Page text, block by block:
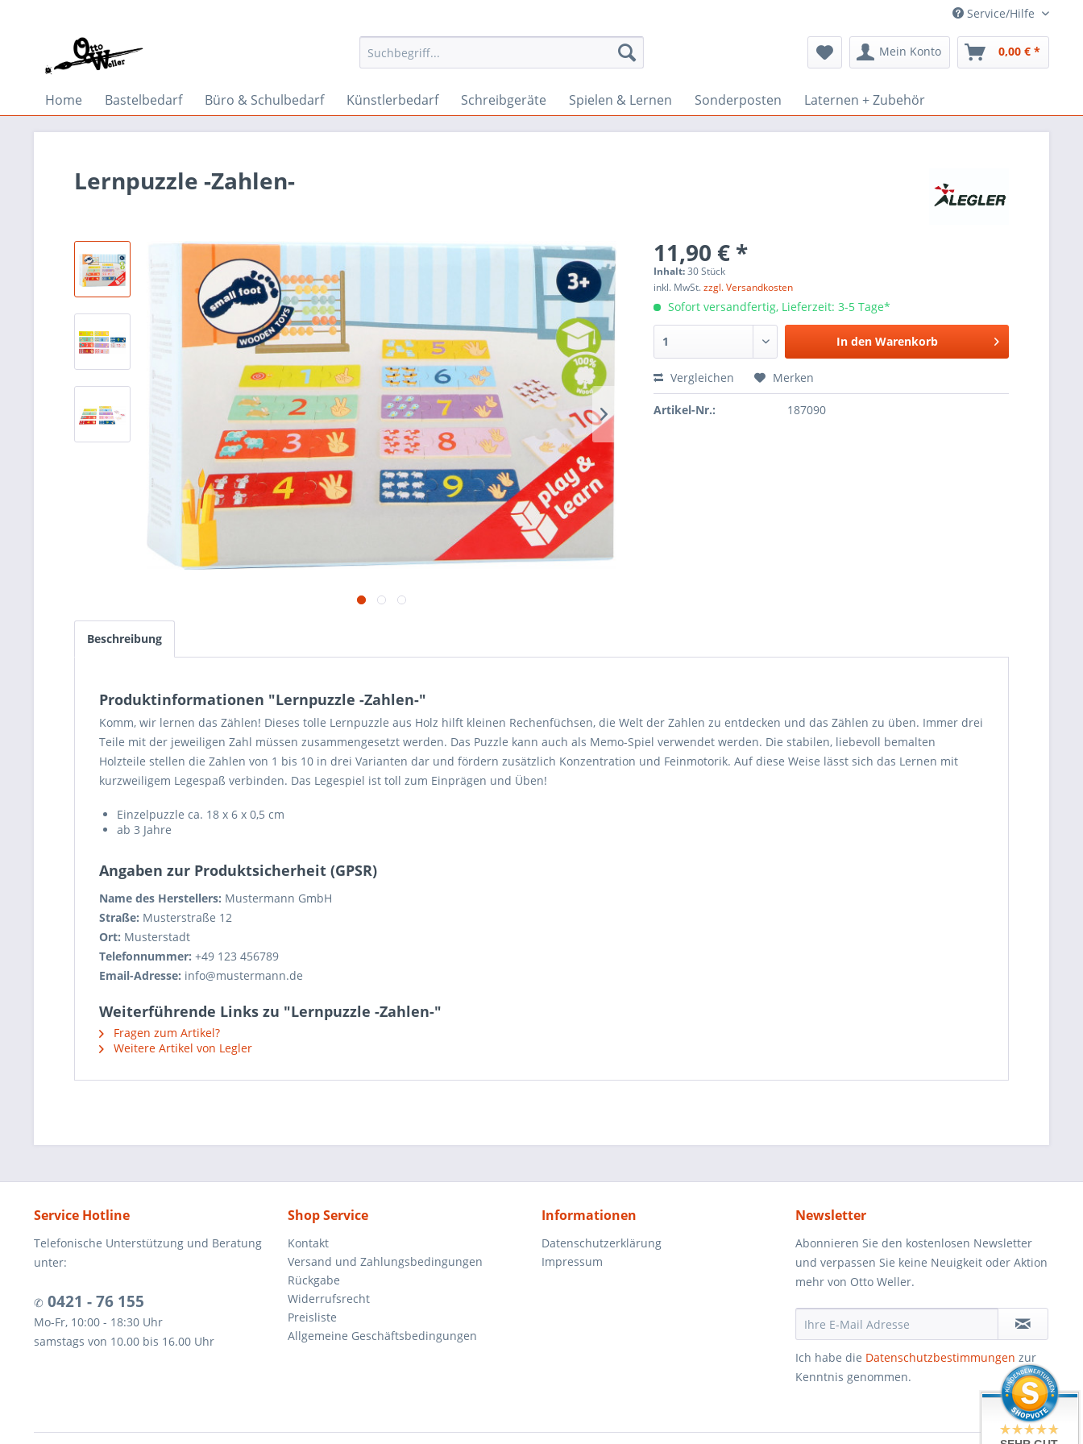
Service/Hilfe
Mein Konto 0,00 € *
Home Bastelbedarf Büro & Schulbedarf Künstlerbedarf Schreibgeräte Spielen & Lernen Sonderposten Laternen + Zubehör
Lernpuzzle -Zahlen-
11,90 € *
Inhalt:30 Stück
inkl. MwSt.zzgl. Versandkosten
Sofort versandfertig, Lieferzeit: 3-5 Tage*
In den Warenkorb
Vergleichen Merken
Artikel-Nr.: 187090
Beschreibung
Produktinformationen "Lernpuzzle -Zahlen-"
Komm, wir lernen das Zählen! Dieses tolle Lernpuzzle aus Holz hilft kleinen Rechenfüchsen, die Welt der Zahlen zu entdecken und das Zählen zu üben. Immer drei
Teile mit der jeweiligen Zahl müssen zusammengesetzt werden. Das Puzzle kann auch als Memo-Spiel verwendet werden. Die stabilen, liebevoll bemalten
Holzteile stellen die Zahlen von 1 bis 10 in drei Varianten dar und fördern zusätzlich Konzentration und Feinmotorik. Auf diese Weise lässt sich das Lernen mit
kurzweiligem Legespaß verbinden. Das Legespiel ist toll zum Einprägen und Üben!
Einzelpuzzle ca. 18 x 6 x 0,5 cm
ab 3 Jahre
Angaben zur Produktsicherheit (GPSR)
Name des Herstellers: Mustermann GmbH
Straße: Musterstraße 12
Ort: Musterstadt
Telefonnummer: +49 123 456789
Email-Adresse: info@mustermann.de
Weiterführende Links zu "Lernpuzzle -Zahlen-"
Fragen zum Artikel?
Weitere Artikel von Legler
Service Hotline
Telefonische Unterstützung und Beratung
unter:
✆ 0421 - 76 155
Mo-Fr, 10:00 - 18:30 Uhr
samstags von 10.00 bis 16.00 Uhr
Shop Service
Kontakt
Versand und Zahlungsbedingungen
Rückgabe
Widerrufsrecht
Preisliste
Allgemeine Geschäftsbedingungen
Informationen
Datenschutzerklärung
Impressum
Newsletter
Abonnieren Sie den kostenlosen Newsletter
und verpassen Sie keine Neuigkeit oder Aktion
mehr von Otto Weller.
Ich habe die Datenschutzbestimmungen zur
Kenntnis genommen.